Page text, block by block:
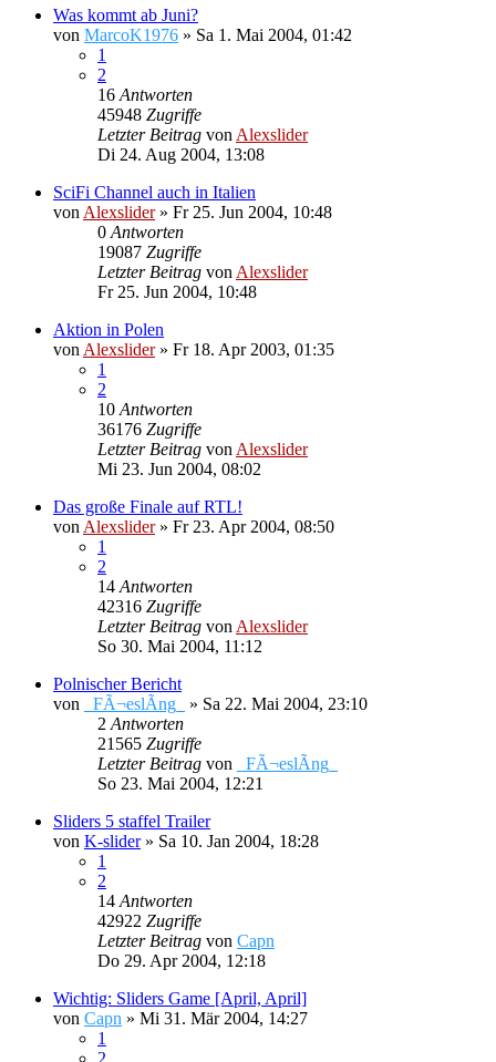
Was kommt ab Juni?
von MarcoK1976 » Sa 1. Mai 2004, 01:42
1
2
16 Antworten
45948 Zugriffe
Letzter Beitrag von Alexslider
Di 24. Aug 2004, 13:08
SciFi Channel auch in Italien
von Alexslider» Fr 25. Jun 2004, 10:48
0 Antworten
19087 Zugriffe
Letzter Beitrag von Alexslider
Fr 25. Jun 2004, 10:48
Aktion in Polen
von Alexslider» Fr 18. Apr 2003, 01:35
1
2
10 Antworten
36176 Zugriffe
Letzter Beitrag von Alexslider
Mi 23. Jun 2004, 08:02
Das große Finale auf RTL!
von Alexslider» Fr 23. Apr 2004, 08:50
1
2
14 Antworten
42316 Zugriffe
Letzter Beitrag von Alexslider
So 30. Mai 2004, 11:12
Polnischer Bericht
von
_FÃ¬eslÃ­ng_ » Sa 22. Mai 2004, 23:10
2 Antworten
21565 Zugriffe
Letzter Beitrag von
_FÃ¬eslÃ­ng_
So 23. Mai 2004, 12:21
Sliders 5 staffel Trailer
von K-slider» Sa 10. Jan 2004, 18:28
1
2
14 Antworten
42922 Zugriffe
Letzter Beitrag von Capn
Do 29. Apr 2004, 12:18
Wichtig: Sliders Game [April, April]
von Capn » Mi 31. Mär 2004, 14:27
1
2